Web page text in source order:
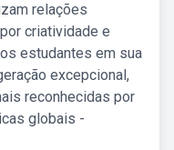
relações
criatividade e
estudantes em sua
excepcional,
reconhecidas por
globais -